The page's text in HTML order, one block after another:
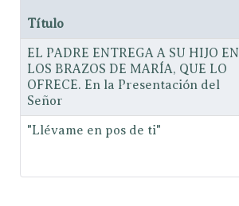
Título
EL PADRE ENTREGA A SU HIJO EN
LOS BRAZOS DE MARÍA, QUE LO
OFRECE. En la Presentación del
Señor
"Llévame en pos de ti"